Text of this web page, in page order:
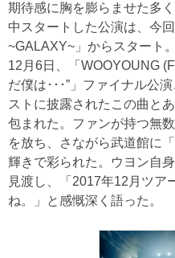
期待感に胸を膨らませた多
中スタートした公演は、今
~GALAXY~」からスタート
12月6日、「WOOYOUNG
だ僕は･･･”」ファイナル公
ストに披露されたこの曲と
包まれた。ファンが持つ無
を放ち、さながら武道館に
輝きで彩られた。ウヨン自
見渡し、「2017年12月ツア
ね。」と感慨深く語った。